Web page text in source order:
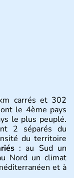
carrés et 302
le 4ème pays
le plus peuplé.
2 séparés du
du territoire
: au Sud un
Nord un climat
et à